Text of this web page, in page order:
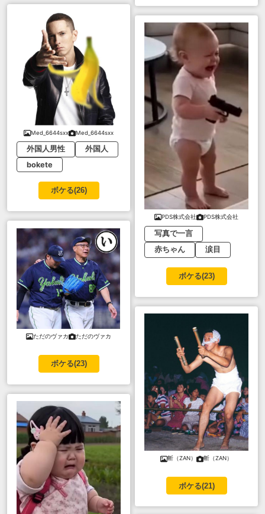
Med_6644sxx Med_6644sxx
外国人男性
外国人
bokete
ボケる(26)
ただのヴァカ ただのヴァカ
ボケる(23)
PDS株式会社 PDS株式会社
写真で一言
赤ちゃん
涙目
ボケる(23)
斬（ZAN） 斬（ZAN）
ボケる(21)